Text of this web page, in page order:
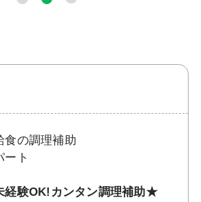
の調理補助
ト
経験OK!カンタン調理補助★